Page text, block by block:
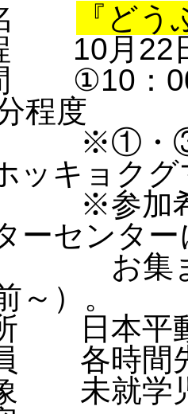
『ど
10月22
①10：
程度
、オ
ッキョクグ
望者は
ーセンター
くだ
～）。
日本平動
各時間
未就学